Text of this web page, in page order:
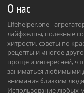
О нас
Lifehelper.one -
лайфхелпы, полезные
хитрости, советы по
рецепты и многое
проще и интересней,
заниматься любимыми
внимания близким
Использование любых